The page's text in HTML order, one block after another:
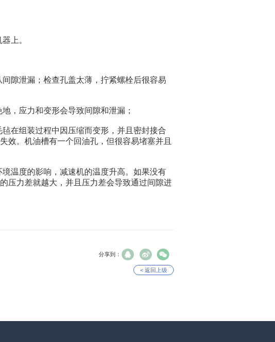
上。
隙泄漏；检查孔盖太薄，拧紧螺栓后很容易
，应力和变形会导致间隙和泄漏；
在组装过程中因压缩而变形，并且密封接合
效。机油槽有一个回油孔，但很容易堵塞并且
温度的影响，减速机的温度升高。如果没有
压力差就越大，并且压力差会导致通过间隙进
分享到：
< 返回上级